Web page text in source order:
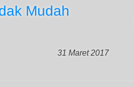
Mudah
31 Maret 2017